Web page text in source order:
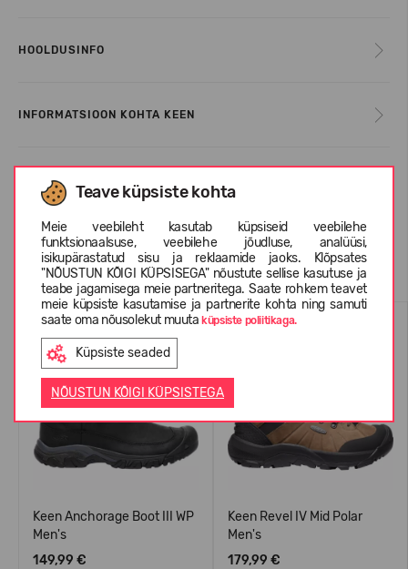
Teave küpsiste kohta
Meie veebileht kasutab küpsiseid veebilehe
funktsionaalsuse, veebilehe jõudluse, analüüsi,
isikupärastatud sisu ja reklaamide jaoks. Klõpsates
"NÕUSTUN KÕIGI KÜPSISEGA" nõustute sellise kasutuse ja
teabe jagamisega meie partneritega. Saate rohkem teavet
meie küpsiste kasutamise ja partnerite kohta ning samuti
saate oma nõusolekut muutaküpsiste poliitikaga.
Küpsiste seaded
NÕUSTUN KÕIGI KÜPSISTEGA
HOOLDUSINFO
INFORMATSIOON KOHTA KEEN
KLIENTIDE ARVUSTUSED (0)
Sarnased tooted
WATERPROOF
Keen Anchorage Boot III WP
Men's
149,99 €
WATERPROOF
Keen Revel IV Mid Polar
Men's
179,99 €